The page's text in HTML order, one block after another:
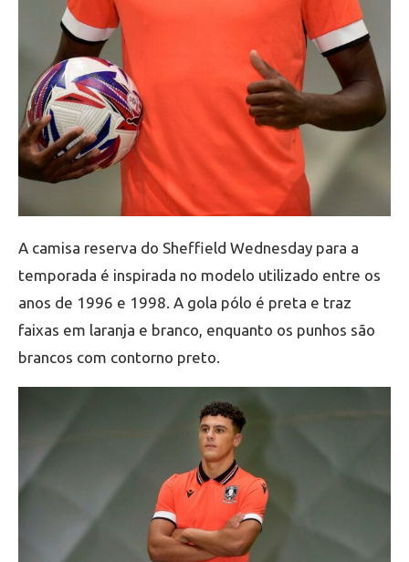
A camisa reserva do Sheffield Wednesday para a
temporada é inspirada no modelo utilizado entre os
anos de 1996 e 1998. A gola pólo é preta e traz
faixas em laranja e branco, enquanto os punhos são
brancos com contorno preto.